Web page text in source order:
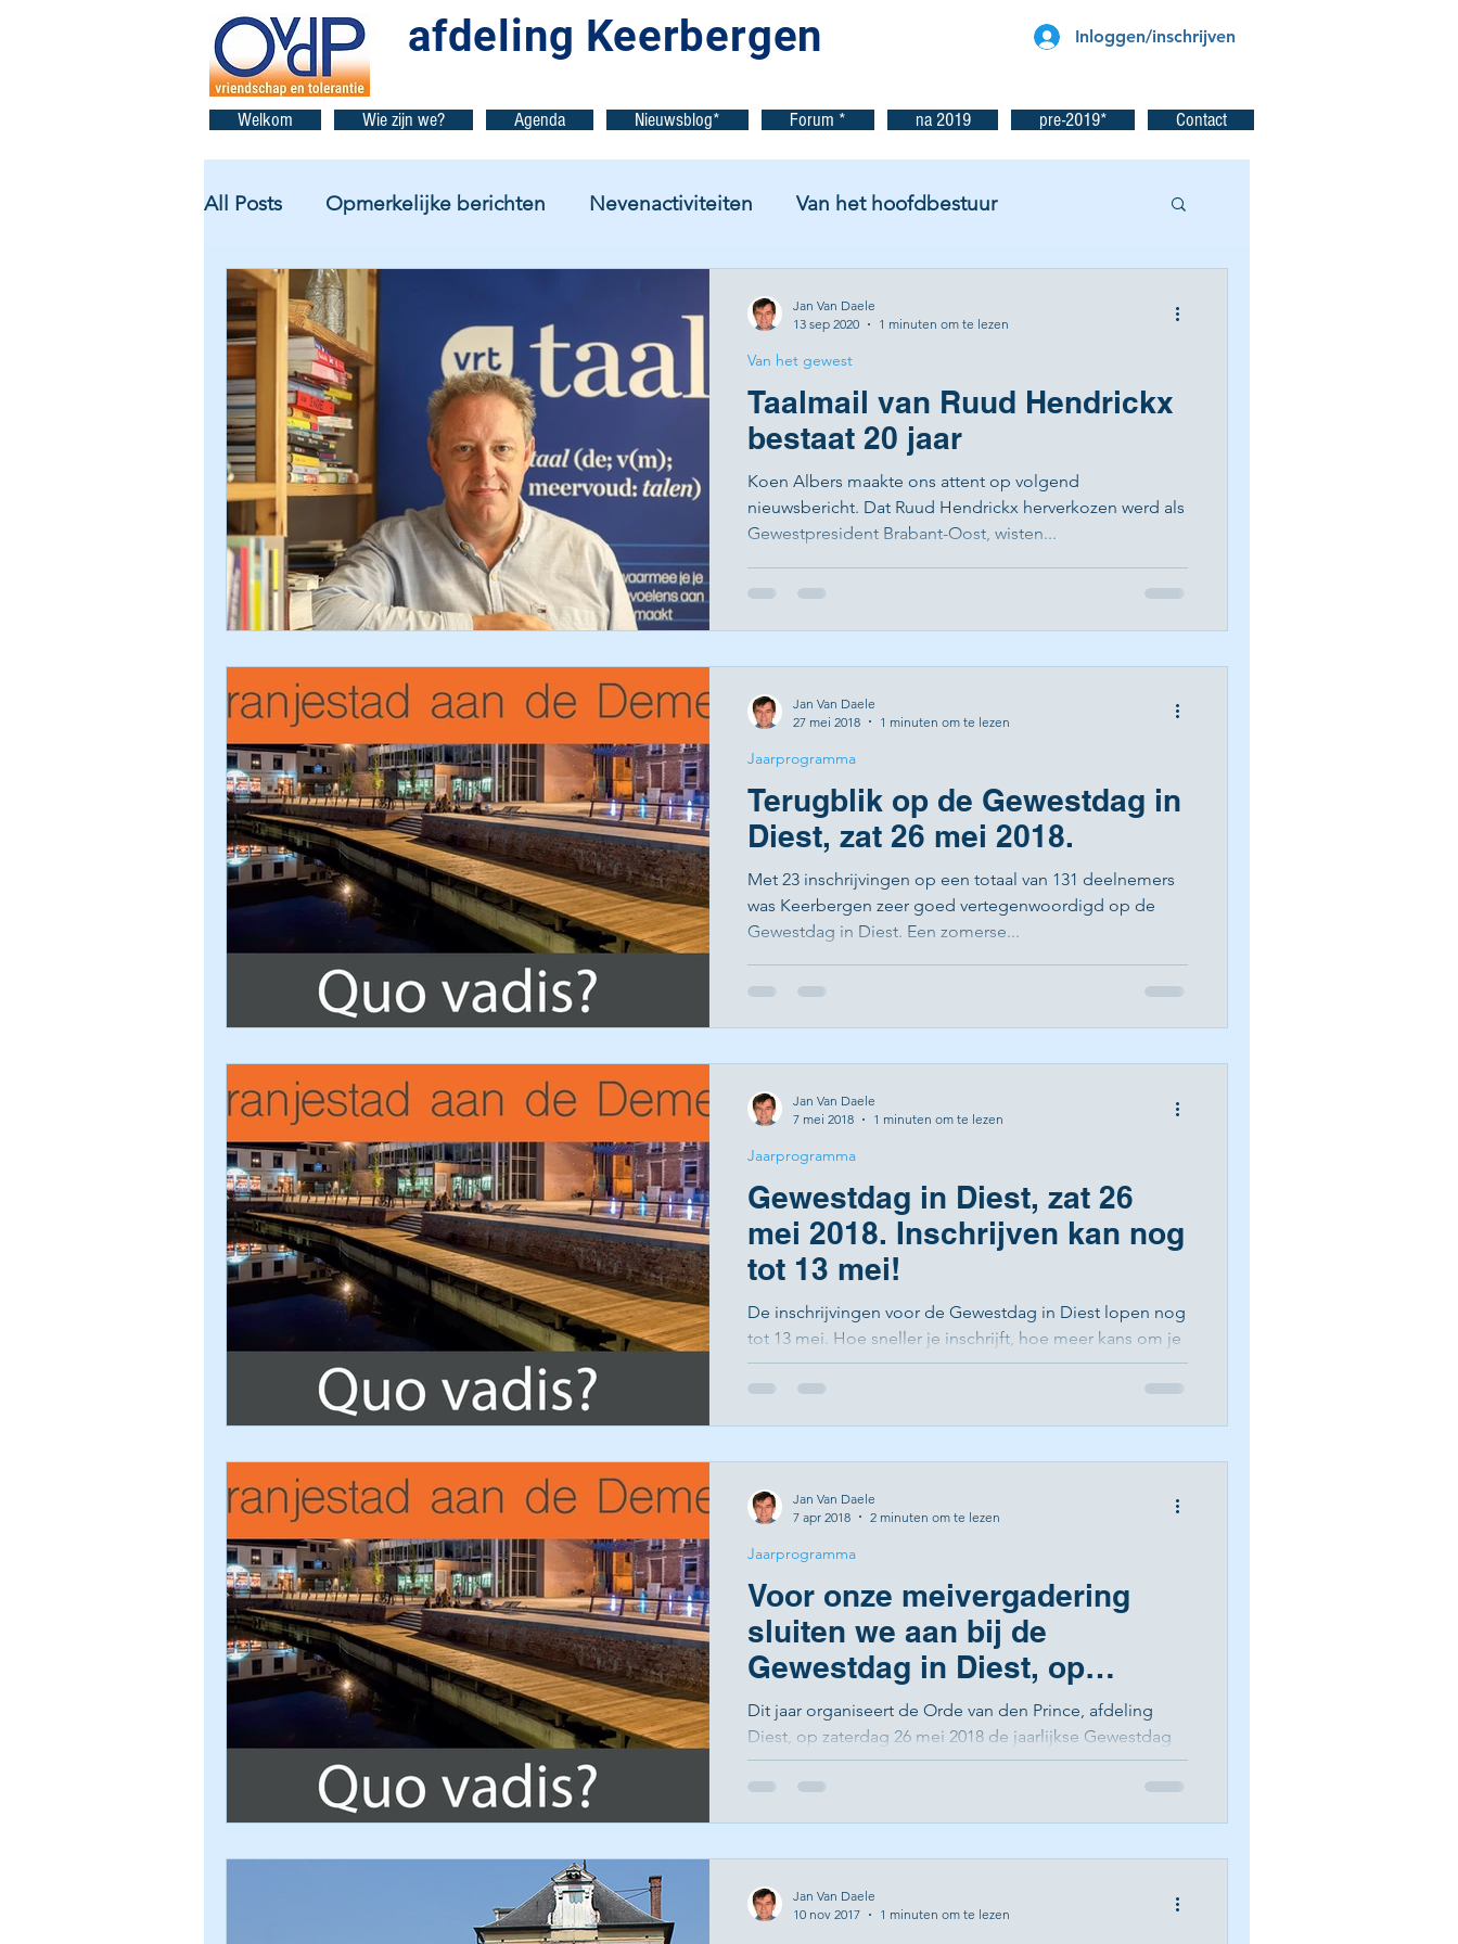
afdeling Keerbergen Inloggen/inschrijven
Welkom Wie zijn we? Agenda Nieuwsblog* Forum * na 2019 pre-2019* Contact
All Posts Opmerkelijke berichten Nevenactiviteiten Van het hoofdbestuur
Van het gewest
Taalmail van Ruud Hendrickx
bestaat 20 jaar
Koen Albers maakte ons attent op volgend
nieuwsbericht. Dat Ruud Hendrickx herverkozen werd als
Gewestpresident Brabant-Oost, wisten...
Van het gewest
Jan Van Daele
13 sep 2020
1 minuten om te lezen
Terugblik op de Gewestdag in
Diest, zat 26 mei 2018.
Met 23 inschrijvingen op een totaal van 131 deelnemers
was Keerbergen zeer goed vertegenwoordigd op de
Gewestdag in Diest. Een zomerse...
Jaarprogramma
Jan Van Daele
27 mei 2018
1 minuten om te lezen
Gewestdag in Diest, zat 26
mei 2018. Inschrijven kan nog
tot 13 mei!
De inschrijvingen voor de Gewestdag in Diest lopen nog
tot 13 mei. Hoe sneller je inschrijft, hoe meer kans om je
eerste keuze voor de...
Jaarprogramma
Jan Van Daele
7 mei 2018
1 minuten om te lezen
Voor onze meivergadering
sluiten we aan bij de
Gewestdag in Diest, op
zaterdag 26 mei 2018. Met zijn
Dit jaar organiseert de Orde van den Prince, afdeling
Diest, op zaterdag 26 mei 2018 de jaarlijkse Gewestdag
voor de afdelingen van de...
Jaarprogramma
Jan Van Daele
7 apr 2018
2 minuten om te lezen
Jan Van Daele
10 nov 2017
1 minuten om te lezen